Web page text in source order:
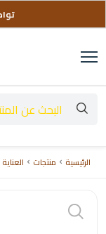
الرئيسية منتجات